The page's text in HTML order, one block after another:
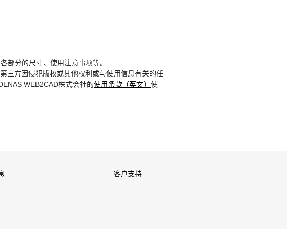
部分的尺寸、使用注意事项等。
三方因侵犯版权或其他权利或与使用信息有关的任
WEB2CAD株式会社的使用条款（英文） 使
客户支持